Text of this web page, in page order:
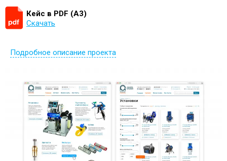
Кейс в PDF (А3)
Скачать
Подробное описание проекта